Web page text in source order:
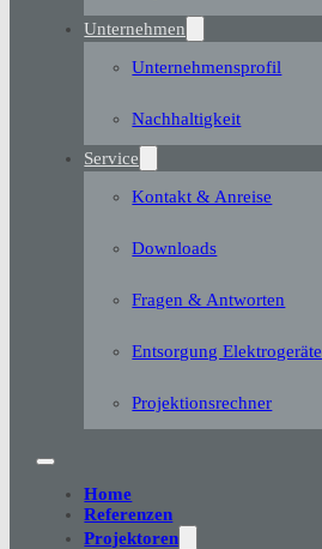
Unternehmen
Unternehmensprofil
Nachhaltigkeit
Service
Kontakt & Anreise
Downloads
Fragen & Antworten
Entsorgung Elektrogeräte
Projektionsrechner
Home
Referenzen
Projektoren